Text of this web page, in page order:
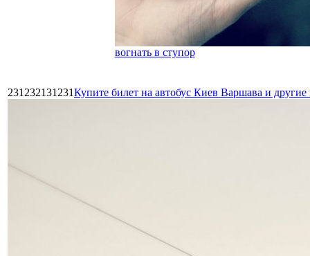
вогнать в ступор
231232131231Купите билет на автобус Киев Варшава и